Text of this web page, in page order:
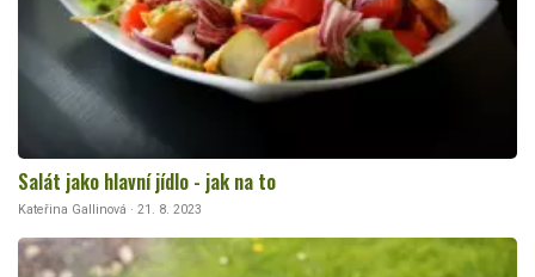
Salát jako hlavní jídlo - jak na to
Kateřina Gallinová · 21. 8. 2023